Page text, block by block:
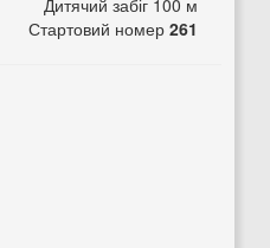
Дитячий забіг 100 м
Стартовий номер 261